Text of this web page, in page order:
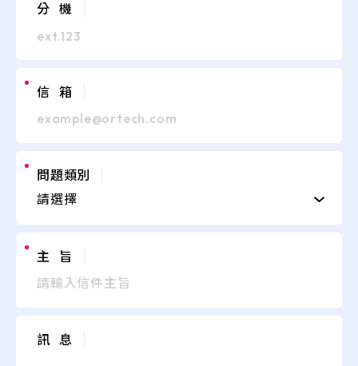
分 機
信 箱
問題類別
請選擇
主 旨
訊 息